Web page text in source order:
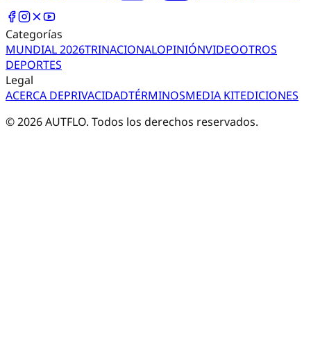
Categorías
MUNDIAL 2026TRINACIONALOPINIÓNVIDEOOTROS
DEPORTES
Legal
ACERCA DEPRIVACIDADTÉRMINOSMEDIA KITEDICIONES
©2026AUTFLO. Todos los derechos reservados.